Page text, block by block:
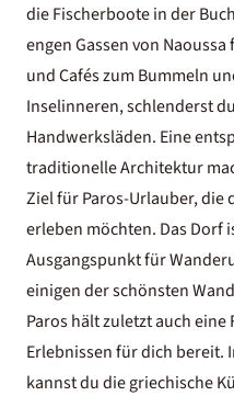
die Fischerboote in der
engen Gassen von
und Cafés zum Bummeln
Inselinneren, schlenderst
Handwerksläden. Eine
traditionelle Architektur
Ziel für Paros-Urlauber, die
erleben möchten. Das Dorf
Ausgangspunkt für
einigen der schönsten
Paros hält zuletzt auch
Erlebnissen für dich bereit.
kannst du die griechische